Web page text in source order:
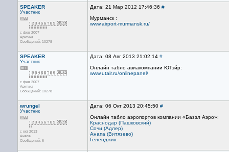
SPEAKER
Участник
с фев 2007
Арктика
Сообщений: 10278
Дата: 21 Мар 2012 17:46:36 #
Мурманск :
www.airport-murmansk.ru/
SPEAKER
Участник
с фев 2007
Арктика
Сообщений: 10278
Дата: 08 Авг 2013 21:02:14 #
Онлайн табло авиакомпании ЮТэйр:
www.utair.ru/onlinepanel/
wrungel
Участник
с окт 2013
Анапа
Сообщений: 6
Дата: 06 Окт 2013 20:45:50 #
Онлайн табло аэропортов компании «Базэл Аэро»:
Краснодар (Пашковский)
Сочи (Адлер)
Анапа (Витязево)
Геленджик